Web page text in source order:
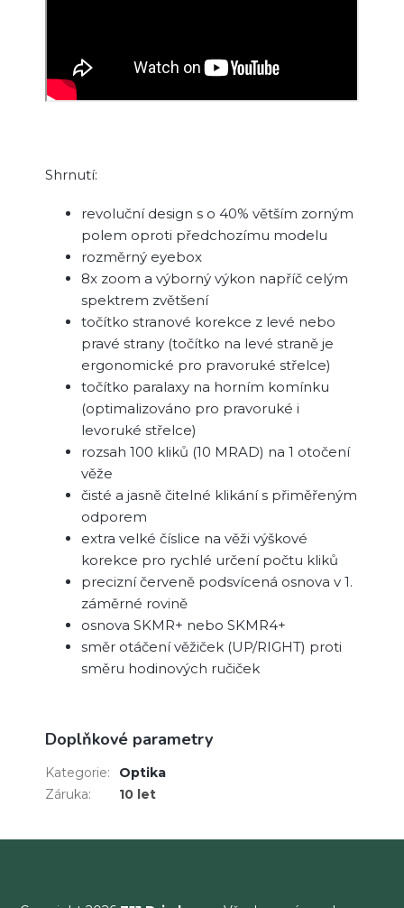
Shrnutí:
revoluční design s o 40% větším zorným
polem oproti předchozímu modelu
rozměrný eyebox
8x zoom a výborný výkon napříč celým
spektrem zvětšení
točítko stranové korekce z levé nebo
pravé strany (točítko na levé straně je
ergonomické pro pravoruké střelce)
točítko paralaxy na horním komínku
(optimalizováno pro pravoruké i
levoruké střelce)
rozsah 100 kliků (10 MRAD) na 1 otočení
věže
čisté a jasně čitelné klikání s přiměřeným
odporem
extra velké číslice na věži výškové
korekce pro rychlé určení počtu kliků
precizní červeně podsvícená osnova v 1.
záměrné rovině
osnova SKMR+ nebo SKMR4+
směr otáčení věžiček (UP/RIGHT) proti
směru hodinových ručiček
Doplňkové parametry
Kategorie:
Optika
Záruka: 10 let